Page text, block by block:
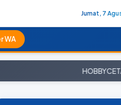
Jumat, 7
WA
HOBBYCETAK -